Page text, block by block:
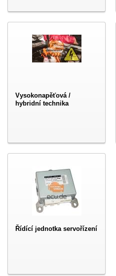
Vysokonapěťová /
hybridní technika
Řídící jednotka servořízení